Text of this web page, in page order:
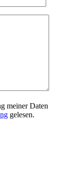
meiner Daten
gelesen.